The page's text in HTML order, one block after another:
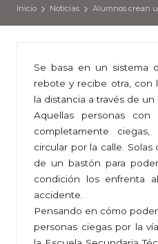
Inicio Noticias Alumnos crean
Se basa en un sistema
rebote y recibe otra, con
la distancia a través de un
Aquellas personas
completamente
circular por la calle. Solas
de un bastón para
condición los enfrenta
accidente.
Pensando en cómo
personas ciegas por la